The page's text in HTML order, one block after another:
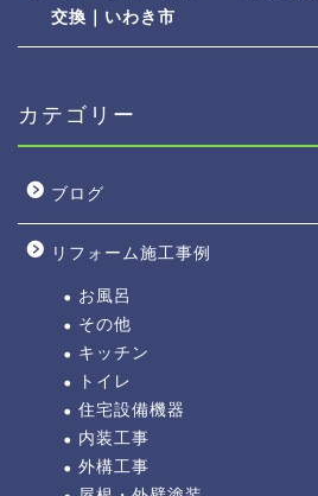
交換｜いわき市
カテゴリー
ブログ
リフォーム施工事例
お風呂
その他
キッチン
トイレ
住宅設備機器
内装工事
外構工事